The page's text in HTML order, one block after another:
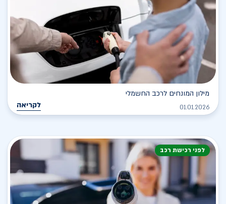
מילון המונחים לרכב החשמלי
01.01.2026 לקריאה
לפני רכישת רכב